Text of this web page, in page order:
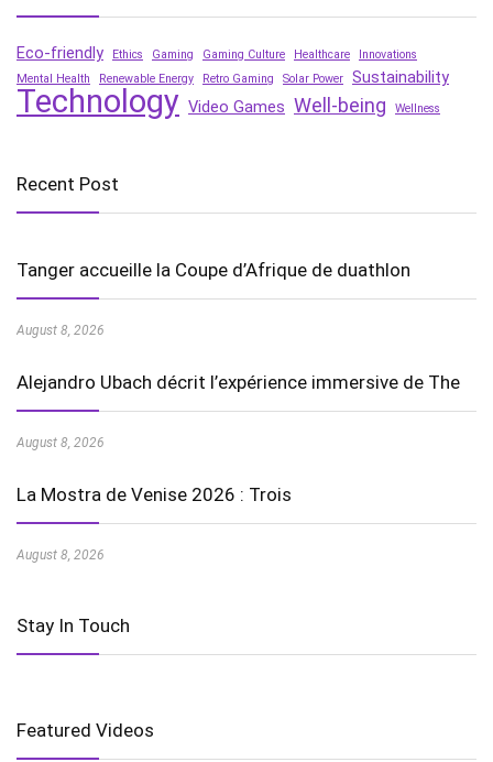
Eco-friendly Ethics Gaming Gaming Culture Healthcare
Innovations
Mental Health
Renewable Energy Retro Gaming Solar Power Sustainability
Technology Video Games Well-being Wellness
Recent Post
Tanger accueille la Coupe d’Afrique de duathlon
August 8, 2026
Alejandro Ubach décrit l’expérience immersive de The
August 8, 2026
La Mostra de Venise 2026 : Trois
August 8, 2026
Stay In Touch
Featured Videos